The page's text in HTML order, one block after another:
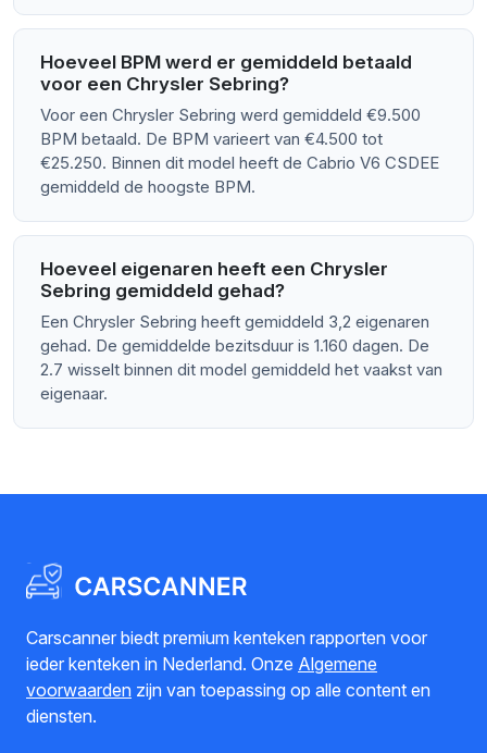
Hoeveel BPM werd er gemiddeld betaald
voor een Chrysler Sebring?
Voor een Chrysler Sebring werd gemiddeld €9.500
BPM betaald. De BPM varieert van €4.500 tot
€25.250. Binnen dit model heeft de Cabrio V6 CSDEE
gemiddeld de hoogste BPM.
Hoeveel eigenaren heeft een Chrysler
Sebring gemiddeld gehad?
Een Chrysler Sebring heeft gemiddeld 3,2 eigenaren
gehad. De gemiddelde bezitsduur is 1.160 dagen. De
2.7 wisselt binnen dit model gemiddeld het vaakst van
eigenaar.
Carscanner biedt premium kenteken rapporten voor
ieder kenteken in Nederland. Onze Algemene
voorwaarden zijn van toepassing op alle content en
diensten.